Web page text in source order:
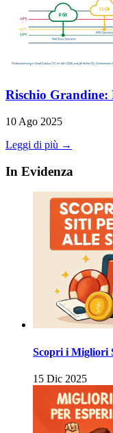
Rischio Grandine:
10 Ago 2025
Leggi di più →
In Evidenza
Scopri i Migliori
15 Dic 2025